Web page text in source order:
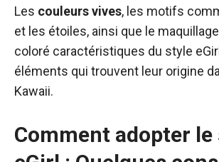
Les couleurs vives, les motifs
et les étoiles, ainsi que le
coloré caractéristiques du style
éléments qui trouvent leur origine
Kawaii.
Comment adopter le